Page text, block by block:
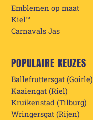
Emblemen op maat
Kiel™
Carnavals Jas
POPULAIRE KEUZES
Ballefruttersgat (Goirle)
Kaaiengat (Riel)
Kruikenstad (Tilburg)
Wringersgat (Rijen)